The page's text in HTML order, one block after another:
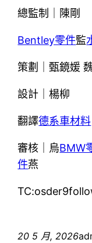
總監制｜陳剛
Bentley零件監
策劃｜甄鏡媛
設計｜楊柳
翻譯德系車材料
審核｜烏BMW
件燕
20 5 月, 2026